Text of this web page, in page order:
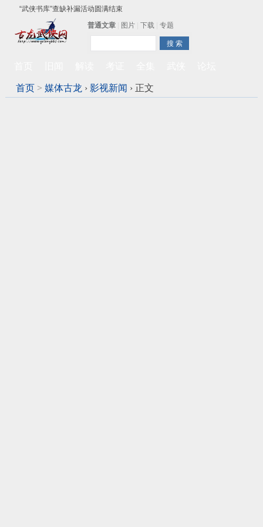
“武侠书库”查缺补漏活动圆满结束
《古龙小说原貌探究》修订版已上市
顾雪衣《古龙武侠小说知见录》上市
普通文章| 图片| 下载| 专题
首页> 媒体古龙 › 影视新闻 ›正文